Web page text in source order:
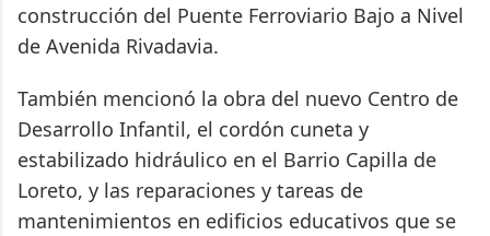
construcción del Puente Ferroviario Bajo a Nivel
de Avenida Rivadavia.
También mencionó la obra del nuevo Centro de
Desarrollo Infantil, el cordón cuneta y
estabilizado hidráulico en el Barrio Capilla de
Loreto, y las reparaciones y tareas de
mantenimientos en edificios educativos que se